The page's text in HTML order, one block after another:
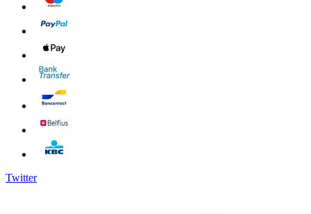
Twitter